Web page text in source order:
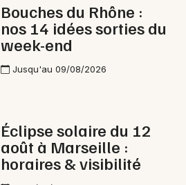
Bouches du Rhône :
nos 14 idées sorties du
week-end
Jusqu'au 09/08/2026
Éclipse solaire du 12
août à Marseille :
horaires & visibilité